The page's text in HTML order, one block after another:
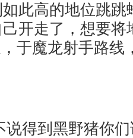
此高的地位跳跳
开走了，想要将
于魔龙射手路线
说得到黑野猪你